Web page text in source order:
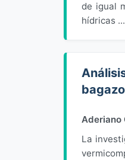
de igual
hídricas ...
Aderiano
La